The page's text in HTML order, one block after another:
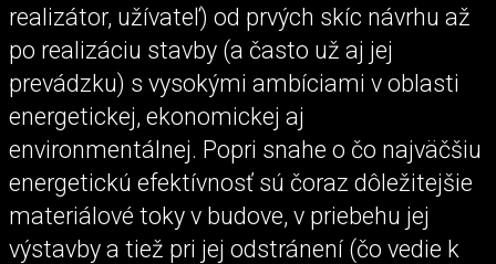
realizátor, užívateľ) od prvých skíc návrhu až
po realizáciu stavby (a často už aj jej
prevádzku) s vysokými ambíciami v oblasti
energetickej, ekonomickej aj
environmentálnej. Popri snahe o čo najväčšiu
energetickú efektívnosť sú čoraz dôležitejšie
materiálové toky v budove, v priebehu jej
výstavby a tiež pri jej odstránení (čo vedie k